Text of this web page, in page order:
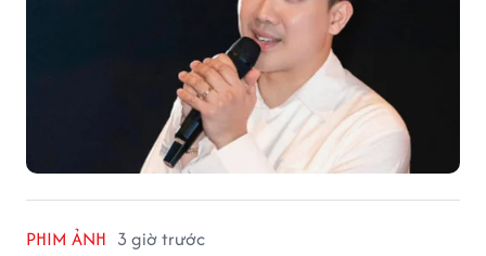
PHIM ẢNH 3 giờ trước